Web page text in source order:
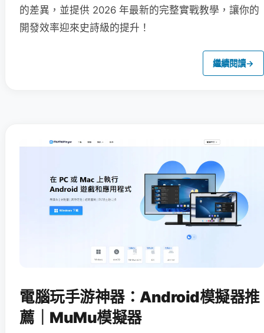
的差異，並提供 2026 年最新的完整實戰教學，讓你的
開發效率迎來史詩級的提升！
繼續閱讀→
電腦玩手游神器：Android模擬器推
薦｜MuMu模擬器